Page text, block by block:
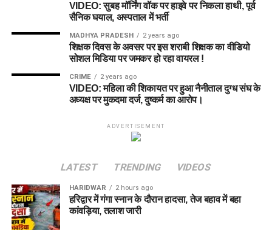
VIDEO: सुबह मॉर्निंग वॉक पर हाइवे पर निकला हाथी, पूर्व
सैनिक घयाल, अस्पताल में भर्ती
MADHYA PRADESH 2 years ago
शिक्षक दिवस के अवसर पर इस शराबी शिक्षक का वीडियो
सोशल मिडिया पर जमकर हो रहा वायरल !
CRIME 2 years ago
VIDEO: महिला की शिकायत पर हुआ नैनीताल दुग्ध संघ के
अध्यक्ष पर मुकदमा दर्ज, दुष्कर्म का आरोप।
ADVERTISEMENT
LATEST TRENDING VIDEOS
HARIDWAR 2 hours ago
हरिद्वार में गंगा स्नान के दौरान हादसा, तेज बहाव में बहा
कांवड़िया, तलाश जारी